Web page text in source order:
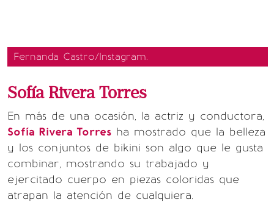
Fernanda Castro/Instagram.
Sofía Rivera Torres
En más de una ocasión, la actriz y conductora,
Sofía Rivera Torres ha mostrado que la belleza
y los conjuntos de bikini son algo que le gusta
combinar, mostrando su trabajado y
ejercitado cuerpo en piezas coloridas que
atrapan la atención de cualquiera.